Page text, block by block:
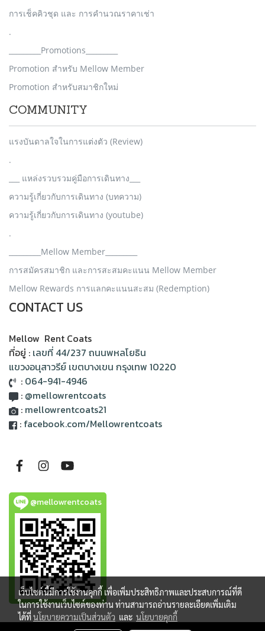
การเช็คคิวชุด และ การคำนวณราคาเช่า
.
_________Promotions_________
Promotion สำหรับ Mellow Member
Promotion สำหรับสมาชิกใหม่
COMMUNITY
แรงบันดาลใจในการแต่งตัว (Review)
.
___ แหล่งรวบรวมคู่มือการเดินทาง___
ความรู้เกี่ยวกับการเดินทาง (บทความ)
ความรู้เกี่ยวกับการเดินทาง (youtube)
.
_________Mellow Member_________
การสมัครสมาชิก และการสะสมคะแนน Mellow Member
Mellow Rewards การแลกคะแนนสะสม (Redemption)
CONTACT US
Mellow Rent Coats
ที่อยู่ : เลขที่ 44/237 ถนนพหลโยธิน
แขวงอนุสาวรีย์ เขตบางเขน กรุงเทพ 10220
: 064-941-4946
: @mellowrentcoats
: mellowrentcoats21
: facebook.com/Mellowrentcoats
@mellowrentcoats
เว็บไซต์นี้มีการใช้งานคุกกี้ เพื่อเพิ่มประสิทธิภาพและประสบการณ์ที่ดี
ในการใช้งานเว็บไซต์ของท่าน ท่านสามารถอ่านรายละเอียดเพิ่มเติม
ได้ที่นโยบายความเป็นส่วนตัว และ นโยบายคุกกี้